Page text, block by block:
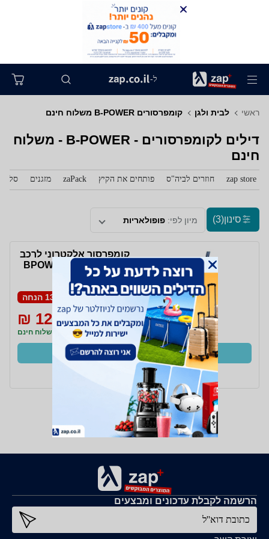
ל-
ראשי לבית ולגן קומפרסורים B-POWER משלוח חינם
דילים לקומפרסורים - B-POWER - משלוח
חינם
zap store חוזרים לביה"ס פותחים את הקיץ zaPack מזגנים
סינון(3) מיון לפי: פופולאריות
קומפרסור אלקטרוני לרכב
עם צג דיגיטלי BPOWER
13% הנחה
149 ₪
129 ₪
משלוח חינם
קנו עכשיו
ב- BPower+
הרשמה לקבלת עדכונים ומבצעים
כתובת דוא''ל